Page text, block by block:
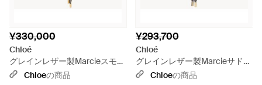
¥330,000
Chloé
グレインレザー製Marcieスモー
ルバッグ - グレー
Chloeの商品
¥293,700
Chloé
グレインレザー製Marcieサドル
バッグ - グレー
Chloeの商品